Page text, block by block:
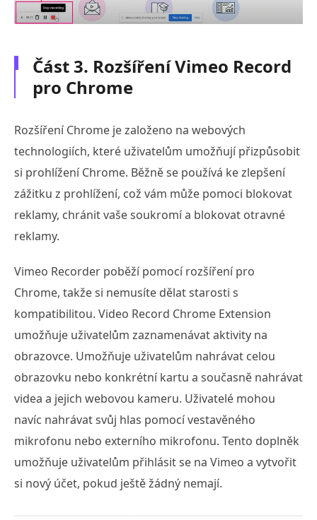
Část 3. Rozšíření Vimeo Record
pro Chrome
Rozšíření Chrome je založeno na webových
technologiích, které uživatelům umožňují přizpůsobit
si prohlížení Chrome. Běžně se používá ke zlepšení
zážitku z prohlížení, což vám může pomoci blokovat
reklamy, chránit vaše soukromí a blokovat otravné
reklamy.
Vimeo Recorder poběží pomocí rozšíření pro
Chrome, takže si nemusíte dělat starosti s
kompatibilitou. Video Record Chrome Extension
umožňuje uživatelům zaznamenávat aktivity na
obrazovce. Umožňuje uživatelům nahrávat celou
obrazovku nebo konkrétní kartu a současně nahrávat
videa a jejich webovou kameru. Uživatelé mohou
navíc nahrávat svůj hlas pomocí vestavěného
mikrofonu nebo externího mikrofonu. Tento doplněk
umožňuje uživatelům přihlásit se na Vimeo a vytvořit
si nový účet, pokud ještě žádný nemají.